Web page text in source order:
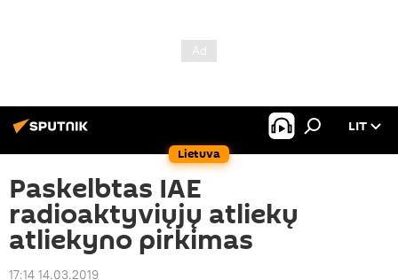
Lietuva
LIT
Paskelbtas IAE
radioaktyviųjų atliekų
atliekyno pirkimas
17:14 14.03.2019